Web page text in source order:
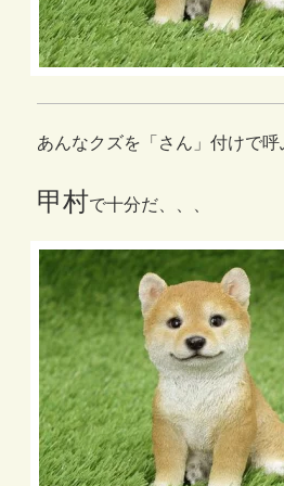
あんなクズを「さん」付けで呼
甲村で十分だ、、、